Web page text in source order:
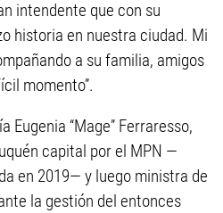
intendente que con su
historia en nuestra ciudad. Mi
a su familia, amigos
momento”.
Eugenia “Mage” Ferraresso,
capital por el MPN —
en 2019— y luego ministra de
la gestión del entonces